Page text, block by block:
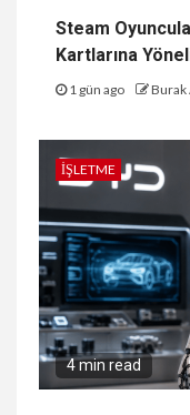
Steam
Kartlarına
1 gün ago Burak
İŞLETME
4 min read